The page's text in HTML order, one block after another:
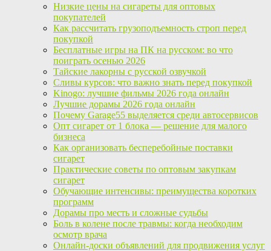
Низкие цены на сигареты для оптовых
покупателей
Как рассчитать грузоподъемность строп перед
покупкой
Бесплатные игры на ПК на русском: во что
поиграть осенью 2026
Тайские лакорны с русской озвучкой
Сливы курсов: что важно знать перед покупкой
Kinogo: лучшие фильмы 2026 года онлайн
Лучшие дорамы 2026 года онлайн
Почему Garage55 выделяется среди автосервисов
Опт сигарет от 1 блока — решение для малого
бизнеса
Как организовать бесперебойные поставки
сигарет
Практические советы по оптовым закупкам
сигарет
Обучающие интенсивы: преимущества коротких
программ
Дорамы про месть и сложные судьбы
Боль в колене после травмы: когда необходим
осмотр врача
Онлайн-доски объявлений для продвижения услуг